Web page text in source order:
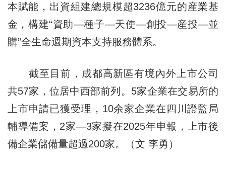
本賦能，出資組建總規模超3236億元的産業基
金，構建“資助—種子—天使—創投—産投—並
購”全生命週期資本支持服務體系。
截至目前，成都高新區有境內外上市公司
共57家，位居中西部前列。5家企業在交易所的
上市申請已獲受理，10余家企業在四川證監局
輔導備案，2家—3家擬在2025年申報，上市後
備企業儲備量超過200家。（文 李勇）